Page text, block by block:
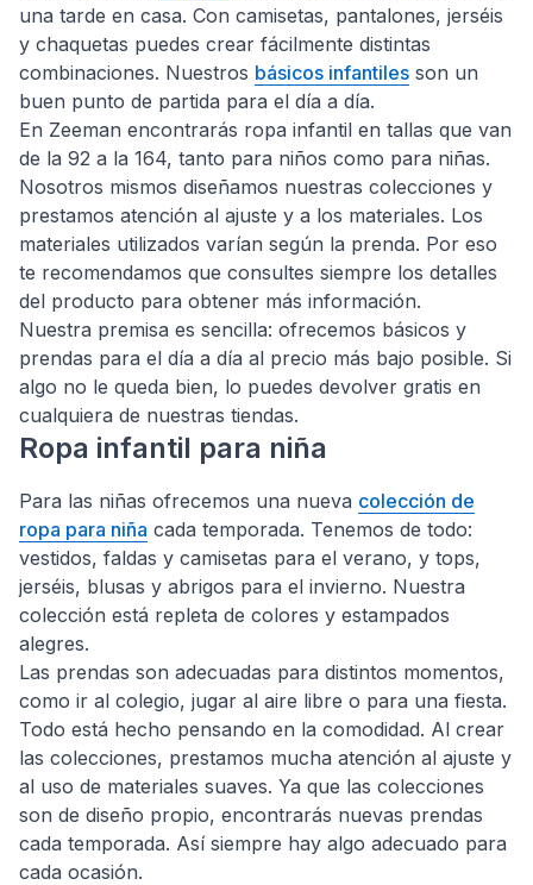
una tarde en casa. Con camisetas, pantalones, jerséis
y chaquetas puedes crear fácilmente distintas
combinaciones. Nuestros básicos infantiles son un
buen punto de partida para el día a día.
En Zeeman encontrarás ropa infantil en tallas que van
de la 92 a la 164, tanto para niños como para niñas.
Nosotros mismos diseñamos nuestras colecciones y
prestamos atención al ajuste y a los materiales. Los
materiales utilizados varían según la prenda. Por eso
te recomendamos que consultes siempre los detalles
del producto para obtener más información.
Nuestra premisa es sencilla: ofrecemos básicos y
prendas para el día a día al precio más bajo posible. Si
algo no le queda bien, lo puedes devolver gratis en
cualquiera de nuestras tiendas.
Ropa infantil para niña
Para las niñas ofrecemos una nueva colección de
ropa para niña cada temporada. Tenemos de todo:
vestidos, faldas y camisetas para el verano, y tops,
jerséis, blusas y abrigos para el invierno. Nuestra
colección está repleta de colores y estampados
alegres.
Las prendas son adecuadas para distintos momentos,
como ir al colegio, jugar al aire libre o para una fiesta.
Todo está hecho pensando en la comodidad. Al crear
las colecciones, prestamos mucha atención al ajuste y
al uso de materiales suaves. Ya que las colecciones
son de diseño propio, encontrarás nuevas prendas
cada temporada. Así siempre hay algo adecuado para
cada ocasión.